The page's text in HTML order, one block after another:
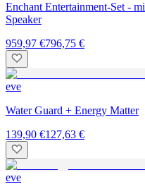
Enchant Entertainment-Set -
Speaker
959,97 €796,75 €
eve
Water Guard + Energy Matter
139,90 €127,63 €
eve